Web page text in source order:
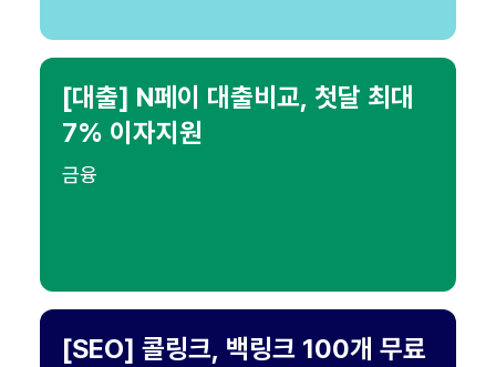
[대출] N페이 대출비교, 첫달 최대
7% 이자지원
금융
[SEO] 콜링크, 백링크 100개 무료